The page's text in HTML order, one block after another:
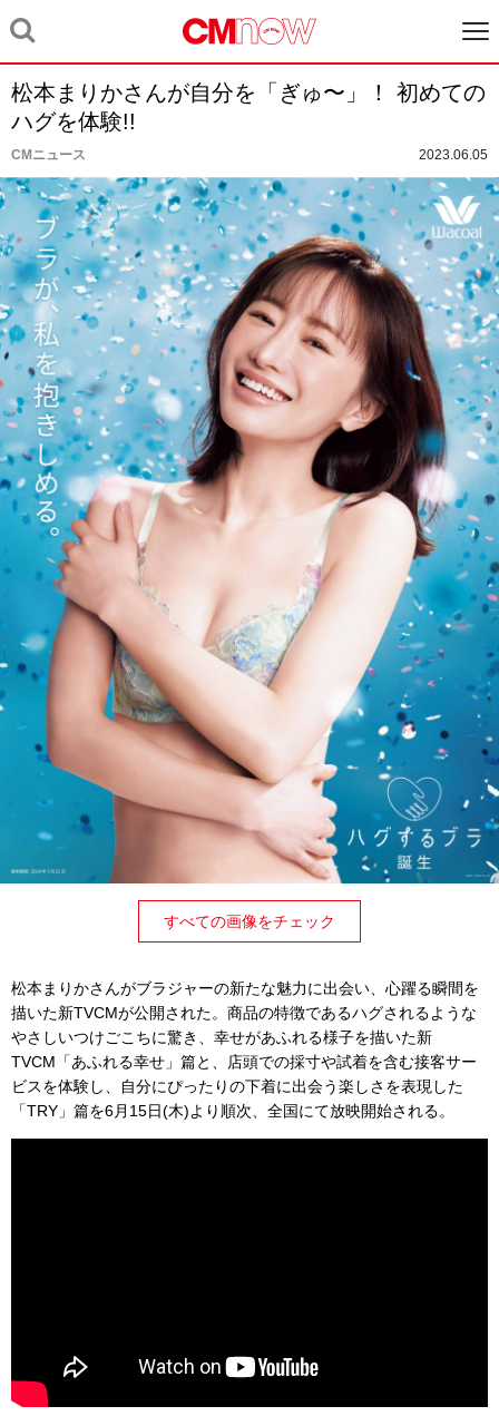
松本まりかさんが自分を「ぎゅ〜」！ 初めての
ハグを体験!!
CMニュース 2023.06.05
すべての画像をチェック
松本まりかさんがブラジャーの新たな魅力に出会い、心躍る瞬間を
描いた新TVCMが公開された。商品の特徴であるハグされるような
やさしいつけごこちに驚き、幸せがあふれる様子を描いた新
TVCM「あふれる幸せ」篇と、店頭での採寸や試着を含む接客サー
ビスを体験し、自分にぴったりの下着に出会う楽しさを表現した
「TRY」篇を6月15日(木)より順次、全国にて放映開始される。